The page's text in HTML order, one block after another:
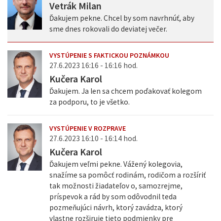
Vetrák Milan
Ďakujem pekne. Chcel by som navrhnúť, aby
sme dnes rokovali do deviatej večer.
VYSTÚPENIE S FAKTICKOU POZNÁMKOU
27.6.2023 16:16 - 16:16 hod.
Kučera Karol
Ďakujem. Ja len sa chcem poďakovať kolegom
za podporu, to je všetko.
VYSTÚPENIE V ROZPRAVE
27.6.2023 16:10 - 16:14 hod.
Kučera Karol
Ďakujem veľmi pekne. Vážený kolegovia,
snažíme sa pomôcť rodinám, rodičom a rozšíriť
tak možnosti žiadateľov o, samozrejme,
príspevok a rád by som odôvodnil teda
pozmeňujúci návrh, ktorý zavádza, ktorý
vlastne rozširuje tieto podmienky pre